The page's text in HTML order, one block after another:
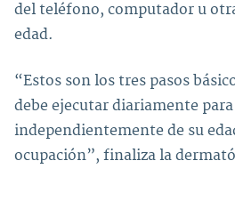
del teléfono, computador u
edad.
“Estos son los tres pasos
debe ejecutar diariamente
independientemente de su
ocupación”, finaliza la